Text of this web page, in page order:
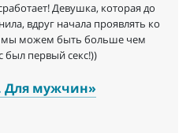
Девушка, которая до
вдруг начала проявлять ко
мы можем быть больше чем
был первый секс!))
Для мужчин»